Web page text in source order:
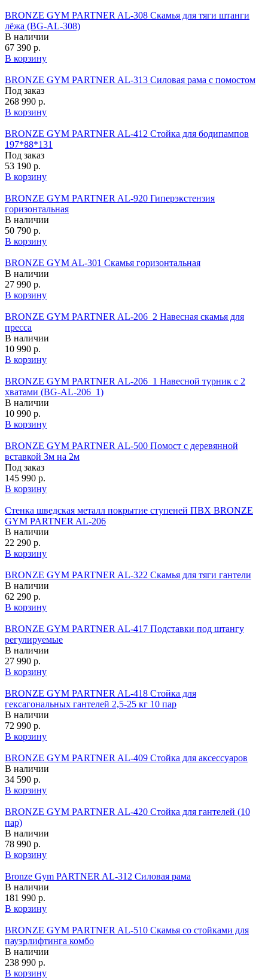
BRONZE GYM PARTNER AL-308 Скамья для тяги штанги
лёжа (BG‑AL‑308)
В наличии
67 390 р.
В корзину
BRONZE GYM PARTNER AL-313 Силовая рама с помостом
Под заказ
268 990 р.
В корзину
BRONZE GYM PARTNER AL-412 Стойка для бодипампов
197*88*131
Под заказ
53 190 р.
В корзину
BRONZE GYM PARTNER AL-920 Гиперэкстензия
горизонтальная
В наличии
50 790 р.
В корзину
BRONZE GYM AL-301 Скамья горизонтальная
В наличии
27 990 р.
В корзину
BRONZE GYM PARTNER AL-206_2 Навесная скамья для
пресса
В наличии
10 990 р.
В корзину
BRONZE GYM PARTNER AL-206_1 Навесной турник с 2
хватами (BG-AL-206_1)
В наличии
10 990 р.
В корзину
BRONZE GYM PARTNER AL-500 Помост с деревянной
вставкой 3м на 2м
Под заказ
145 990 р.
В корзину
Стенка шведская металл покрытие ступеней ПВХ BRONZE
GYM PARTNER AL-206
В наличии
22 290 р.
В корзину
BRONZE GYM PARTNER AL-322 Скамья для тяги гантели
В наличии
62 290 р.
В корзину
BRONZE GYM PARTNER AL-417 Подставки под штангу
регулируемые
В наличии
27 990 р.
В корзину
BRONZE GYM PARTNER AL-418 Стойка для
гексагональных гантелей 2,5-25 кг 10 пар
В наличии
72 990 р.
В корзину
BRONZE GYM PARTNER AL-409 Стойка для аксессуаров
В наличии
34 590 р.
В корзину
BRONZE GYM PARTNER AL-420 Стойка для гантелей (10
пар)
В наличии
78 990 р.
В корзину
Bronze Gym PARTNER AL-312 Силовая рама
В наличии
181 990 р.
В корзину
BRONZE GYM PARTNER AL-510 Скамья со стойками для
пауэрлифтинга комбо
В наличии
238 990 р.
В корзину